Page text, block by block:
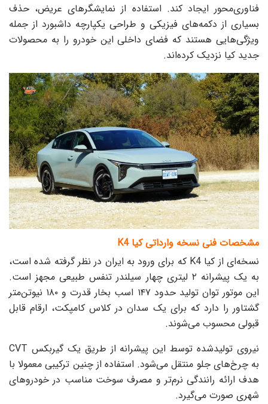
فناوری‌محور ایجاد کند. استفاده از نمایشگرهای عریض، حذف
بسیاری از دکمه‌های فیزیکی و طراحی یکپارچه داشبورد از جمله
ویژگی‌هایی هستند که فضای داخلی این خودرو را به محصولات
جدید کیا نزدیک کرده‌اند.
مشخصات فنی نسخه وارداتی کیا K4
نسخه‌ای از کیا K4 که برای ورود به ایران در نظر گرفته شده است،
به یک پیشرانه ۲ لیتری چهار سیلندر تنفس طبیعی مجهز است.
این موتور توان تولید حدود ۱۴۷ اسب بخار قدرت و ۱۸۰ نیوتن‌متر
گشتاور را دارد که برای یک سدان در کلاس کامپکت، ارقام قابل
قبولی محسوب می‌شوند.
نیروی تولیدشده توسط این پیشرانه از طریق یک گیربکس CVT
به چرخ‌های جلو منتقل می‌شود. استفاده از چنین ترکیبی معمولا با
هدف ارائه رانندگی نرم‌تر و مصرف سوخت مناسب در خودروهای
شهری صورت می‌گیرد.